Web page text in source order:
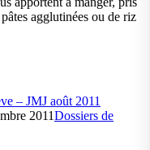
agglutinées ou de riz
– JMJ août 2011
2011Dossiers de